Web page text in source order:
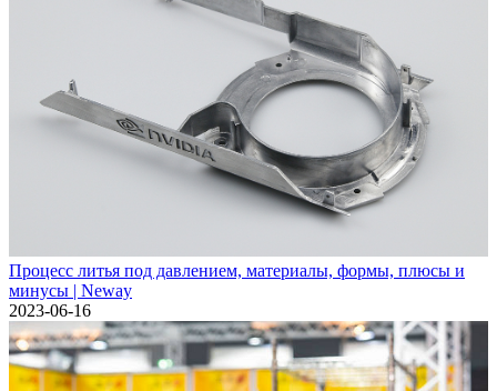
Процесс литья под давлением, материалы, формы, плюсы и
минусы | Neway
2023-06-16